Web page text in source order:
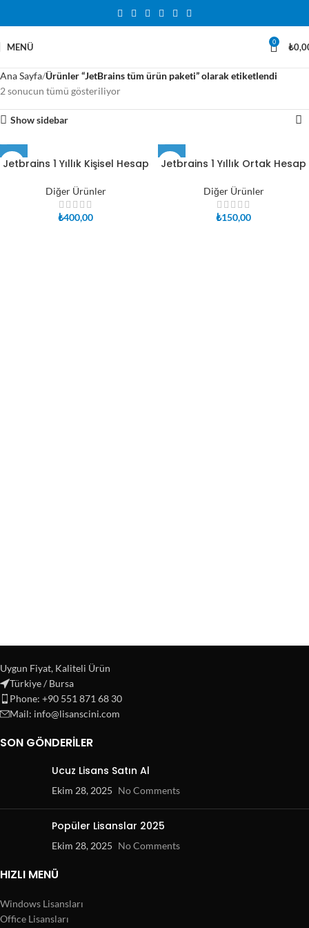
MENÜ 0 ₺
Ana Sayfa Ürünler “JetBrains tüm ürün paketi” olarak etiketlendi
2 sonucun tümü gösteriliyor
Show sidebar
Jetbrains 1 Yıllık Kişisel Hesap
Diğer Ürünler
₺400,00
Jetbrains 1 Yıllık Ortak Hesap
Diğer Ürünler
₺150,00
Uygun Fiyat, Kaliteli Ürün
Türkiye / Bursa
Phone: +90 551 871 68 30
Mail: info@lisanscini.com
SON GÖNDERILER
Ucuz Lisans Satın Al
Ekim 28, 2025 No Comments
Popüler Lisanslar 2025
Ekim 28, 2025 No Comments
HIZLI MENÜ
Windows Lisansları
Office Lisansları